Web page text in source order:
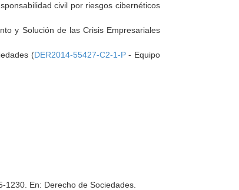
civil por riesgos cibernéticos
y Solución de las Crisis Empresariales
(DER2014-55427-C2-1-P- Equipo
1230. En: Derecho de Sociedades.